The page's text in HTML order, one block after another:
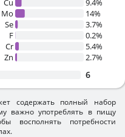
Cu
9.4%
Mo
14%
Se
3.7%
F
0.2%
Cr
5.4%
Zn
2.7%
6
содержать полный набор
важно употреблять в пищу
восполнять потребности